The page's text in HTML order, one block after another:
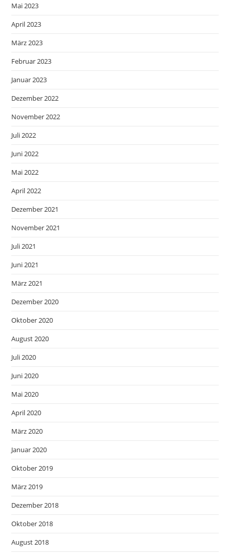
Mai 2023
April 2023
März 2023
Februar 2023
Januar 2023
Dezember 2022
November 2022
Juli 2022
Juni 2022
Mai 2022
April 2022
Dezember 2021
November 2021
Juli 2021
Juni 2021
März 2021
Dezember 2020
Oktober 2020
August 2020
Juli 2020
Juni 2020
Mai 2020
April 2020
März 2020
Januar 2020
Oktober 2019
März 2019
Dezember 2018
Oktober 2018
August 2018